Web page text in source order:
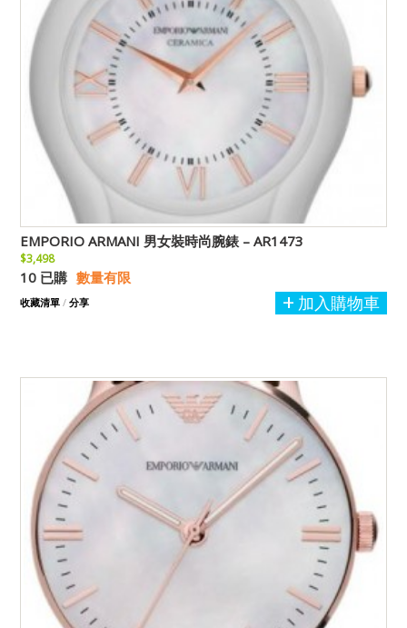
EMPORIO ARMANI 男女裝時尚腕錶 – AR1473
$3,498
10 已購 數量有限
加入購物車
收藏清單 / 分享